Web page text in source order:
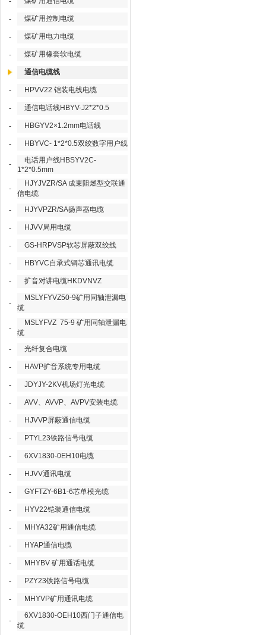
- 煤矿用控制电缆
- 煤矿用电力电缆
- 煤矿用橡套软电缆
通信电缆线
- HPVV22 铠装电线电缆
- 通信电话线HBYV-J2*2*0.5
- HBGYV2×1.2mm电话线
- HBYVC- 1*2*0.5双绞数字用户线
-
电话用户线HBSYV2C-
1*2*0.5mm
-
HJYJVZR/SA 成束阻燃型交联通
信电缆
-
HJYVPZR/SA扬声器电缆
- HJVV局用电缆
- GS-HRPVSP软芯屏蔽双绞线
- HBYVC自承式铜芯通讯电缆
- 扩音对讲电缆HKDVNVZ
-
MSLYFYVZ50-9矿用同轴泄漏电
缆
-
MSLYFVZ 75-9 矿用同轴泄漏电
缆
-
光纤复合电缆
- HAVP扩音系统专用电缆
- JDYJY-2KV机场灯光电缆
- AVV、AVVP、AVPV安装电缆
- HJVVP屏蔽通信电缆
- PTYL23铁路信号电缆
- 6XV1830-0EH10电缆
- HJVV通讯电缆
- GYFTZY-6B1-6芯单模光缆
- HYV22铠装通信电缆
- MHYA32矿用通信电缆
- HYAP通信电缆
- MHYBV 矿用通话电缆
- PZY23铁路信号电缆
- MHYVP矿用通讯电缆
-
6XV1830-OEH10西门子通信电
缆